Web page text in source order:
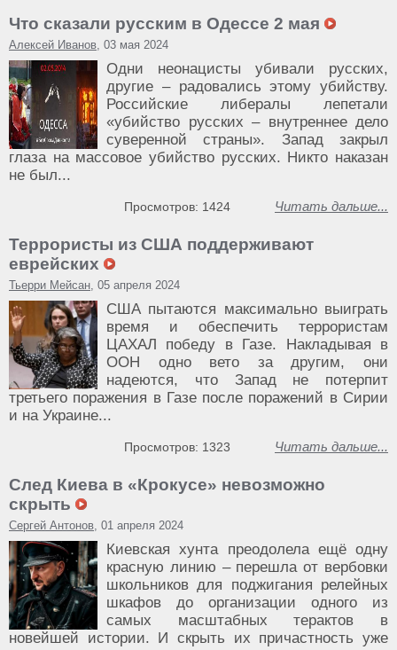
Что сказали русским в Одессе 2 мая
Алексей Иванов, 03 мая 2024
Одни неонацисты убивали русских,
другие – радовались этому убийству.
Российские либералы лепетали
«убийство русских – внутреннее дело
суверенной страны». Запад закрыл
глаза на массовое убийство русских. Никто наказан
не был...
Читать дальше...
Просмотров: 1424
Террористы из США поддерживают
еврейских
Тьерри Мейсан, 05 апреля 2024
США пытаются максимально выиграть
время и обеспечить террористам
ЦАХАЛ победу в Газе. Накладывая в
ООН одно вето за другим, они
надеются, что Запад не потерпит
третьего поражения в Газе после поражений в Сирии
и на Украине...
Читать дальше...
Просмотров: 1323
След Киева в «Крокусе» невозможно
скрыть
Сергей Антонов, 01 апреля 2024
Киевская хунта преодолела ещё одну
красную линию – перешла от вербовки
школьников для поджигания релейных
шкафов до организации одного из
самых масштабных терактов в
новейшей истории. И скрыть их причастность уже